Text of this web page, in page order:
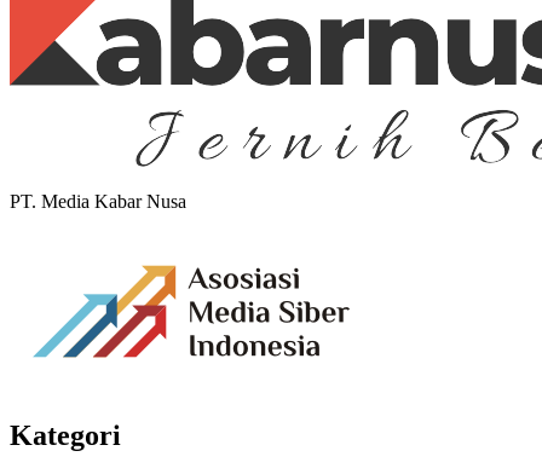
PT. Media Kabar Nusa
Kategori